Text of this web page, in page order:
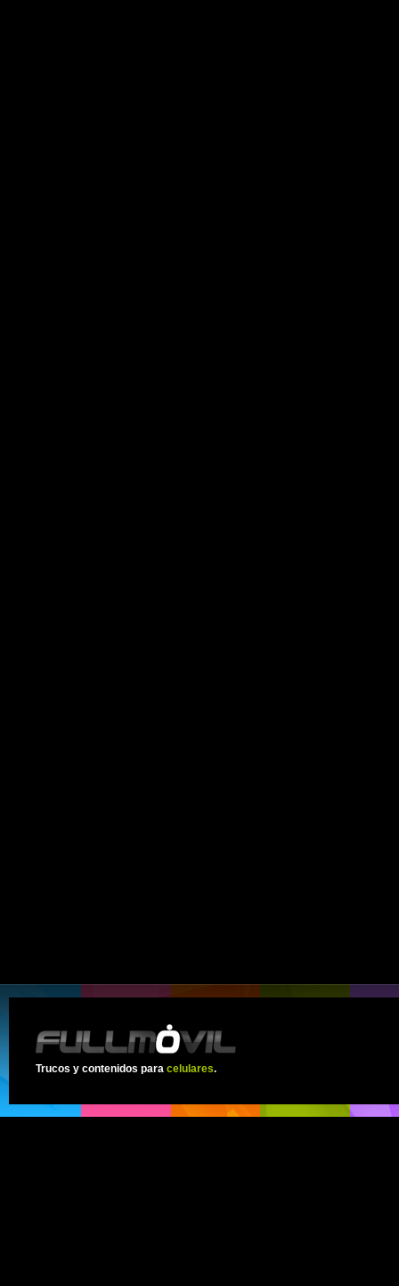
Trucos y contenidos para celulares.